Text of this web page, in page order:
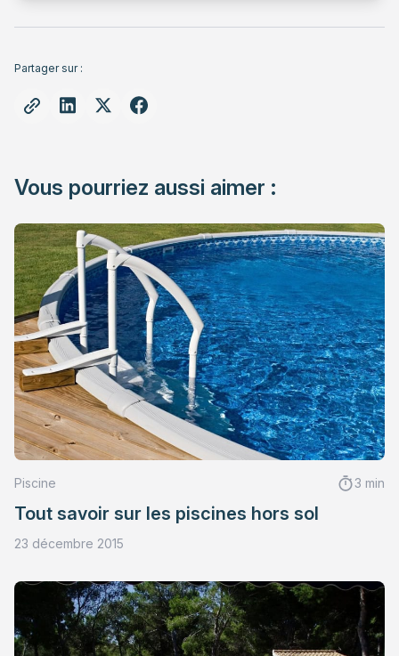
Partager sur :
Vous pourriez aussi aimer :
Piscine 3 min
Tout savoir sur les piscines hors sol
23 décembre 2015